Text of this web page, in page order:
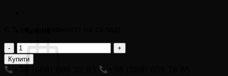
FEF58
adet
Купити